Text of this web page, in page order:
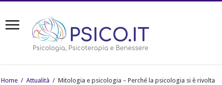
Home / Attualità / Mitologia e psicologia – Perché la psicologia si è rivolta